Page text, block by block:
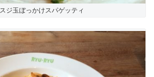
スジ玉ぼっかけスパゲッティ